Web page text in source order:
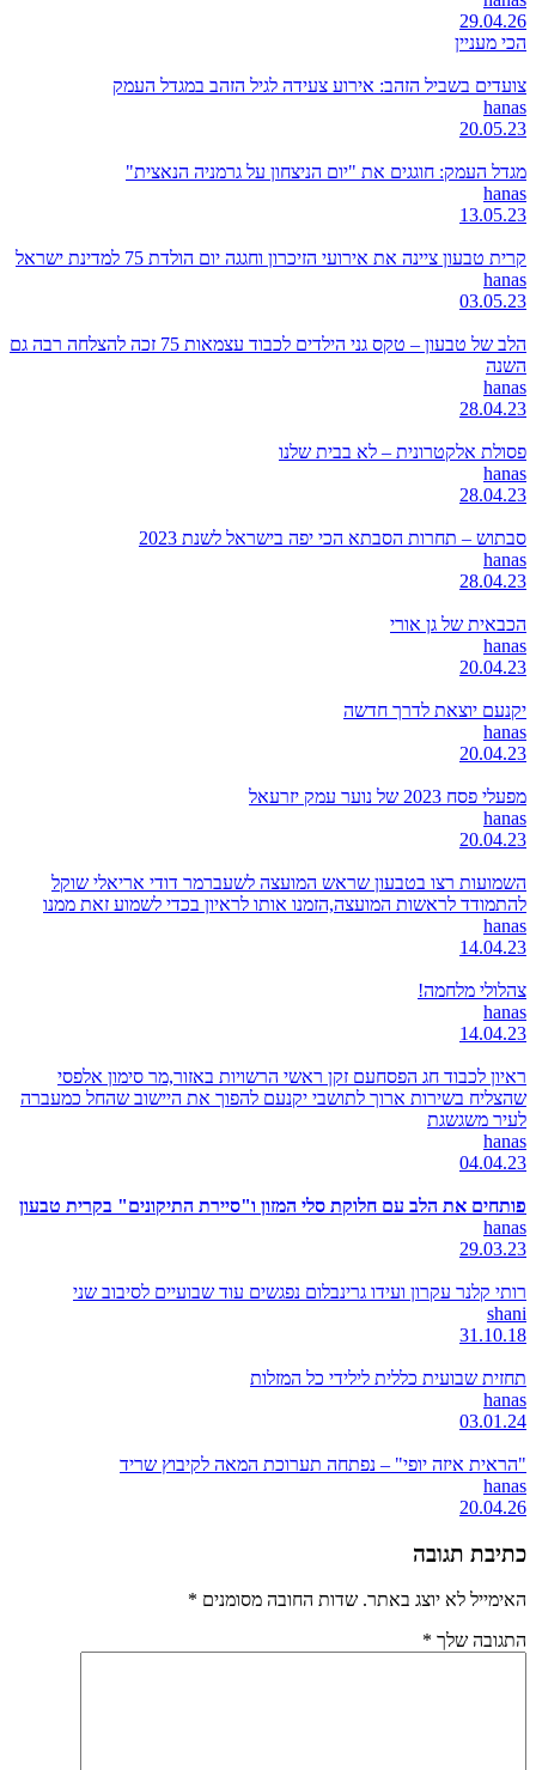
29.04.26
הכי מעניין
צועדים בשביל הזהב: אירוע צעידה לגיל הזהב במגדל העמק
hanas
20.05.23
מגדל העמק: חוגגים את "יום הניצחון על גרמניה הנאצית"
hanas
13.05.23
קרית טבעון ציינה את אירועי הזיכרון וחגגה יום הולדת 75 למדינת ישראל
hanas
03.05.23
הלב של טבעון – טקס גני הילדים לכבוד עצמאות 75 זכה להצלחה רבה גם
השנה
hanas
28.04.23
פסולת אלקטרונית – לא בבית שלנו
hanas
28.04.23
סבתוש – תחרות הסבתא הכי יפה בישראל לשנת 2023
hanas
28.04.23
הכבאית של גן אורי
hanas
20.04.23
יקנעם יוצאת לדרך חדשה
hanas
20.04.23
מפעלי פסח 2023 של נוער עמק יזרעאל
hanas
20.04.23
השמועות רצו בטבעון שראש המועצה לשעברמר דודי אריאלי שוקל
להתמודד לראשות המועצה,הזמנו אותו לראיון בכדי לשמוע זאת ממנו
hanas
14.04.23
צהלולי מלחמה!
hanas
14.04.23
ראיון לכבוד חג הפסחעם זקן ראשי הרשויות באזור,מר סימון אלפסי
שהצליח בשירות ארוך לתושבי יקנעם להפוך את היישוב שהחל כמעברה
לעיר משגשגת
hanas
04.04.23
פותחים את הלב עם חלוקת סלי המזון ו"סיירת התיקונים" בקרית טבעון
hanas
29.03.23
רותי קלנר עקרון ועידו גרינבלום נפגשים עוד שבועיים לסיבוב שני
shani
31.10.18
תחזית שבועית כללית לילידי כל המזלות
hanas
03.01.24
"הראית איזה יופי" – נפתחה תערוכת המאה לקיבוץ שריד
hanas
20.04.26
כתיבת תגובה
האימייל לא יוצג באתר. שדות החובה מסומנים *
התגובה שלך *